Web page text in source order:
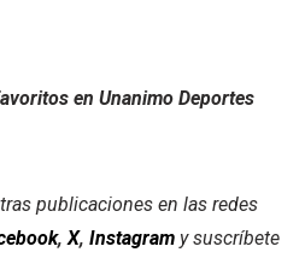
en Unanimo Deportes
publicaciones en las redes
,X, Instagram y suscríbete